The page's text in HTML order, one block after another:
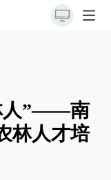
人”——南
林人才培